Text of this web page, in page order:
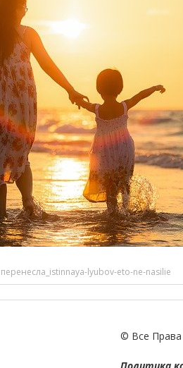
перенесла_istinnaya-lyubov-eto-ne-nasilie
© Все